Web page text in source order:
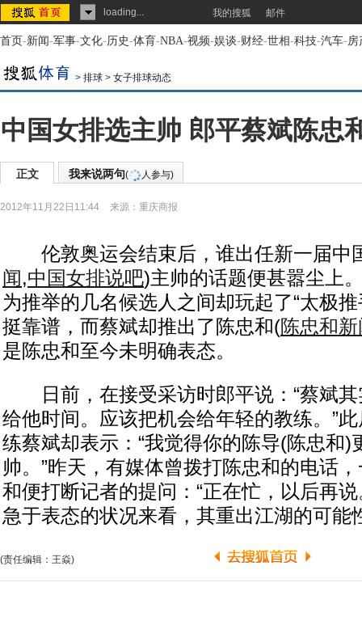
loading... 我的搜狐 邮件
首页-新闻-军事-文化-历史-体育-NBA-视频-娱谈-财经-世相-科技-汽车-房
> 排球 > 女子排球动态
中国女排选主帅 郎平蔡斌陈忠
正文 我来说两句( 人参与)
2012年11月22日11:44 来源： 重庆商报
伦敦奥运会结束后，谁出任新一届中
闻,中国女排说吧)主帅的话题便甚嚣尘上
为推举的几名候选人之间却玩起了“太极
挺靠谱，而蔡斌却推出了陈忠和(陈忠和
是陈忠和至今未明确表态。
日前，在接受采访时郎平说：“蔡斌其
给他时间。应该把机会给年轻的教练。”
练蔡斌却表示：“我觉得你的陈导(陈忠和)
帅。”昨天，有媒体曾拨打陈忠和的电话
和便打断记者的提问：“正在忙，以后再
急于表态的状况来看，其重出江湖的可能
(责任编辑：王焱)